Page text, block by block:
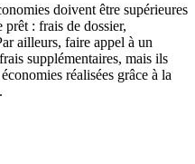
doivent être supérieures
prêt : frais de dossier,
ailleurs, faire appel à un
supplémentaires, mais ils
réalisées grâce à la